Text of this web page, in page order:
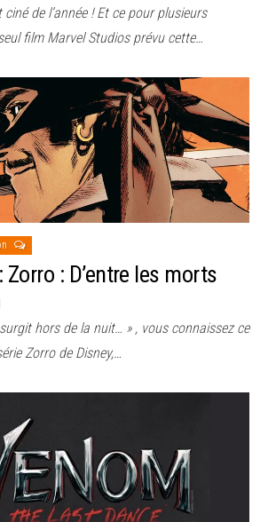
ciné de l’année ! Et ce pour plusieurs
film Marvel Studios prévu cette…
Zorro : D’entre les morts
hors de la nuit… » , vous connaissez ce
Zorro de Disney,…